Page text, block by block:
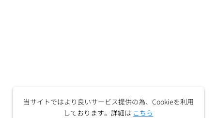
当サイトではより良いサービス提供の為、Cookieを利用
しております。詳細は こちら